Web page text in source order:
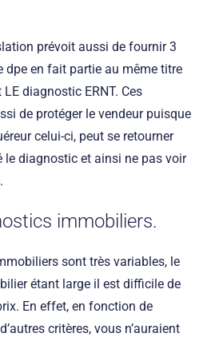
prévoit aussi de fournir 3
en fait partie au même titre
diagnostic ERNT. Ces
de protéger le vendeur puisque
celui-ci, peut se retourner
le diagnostic et ainsi ne pas voir
immobiliers.
sont très variables, le
étant large il est difficile de
En effet, en fonction de
critères, vous n’auraient